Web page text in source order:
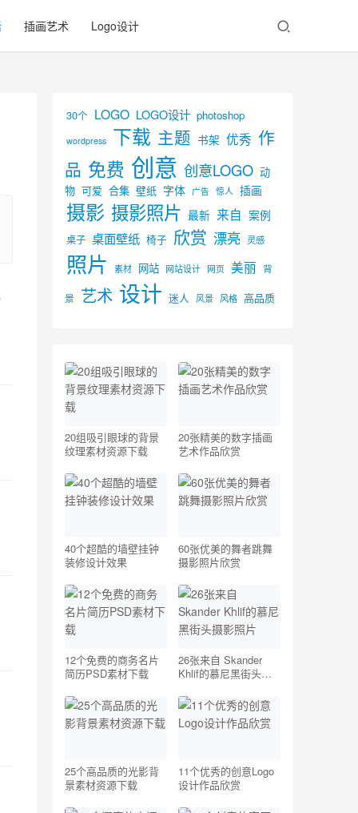
插画艺术 Logo设计
30个 LOGO LOGO设计 photoshop
wordpress 下载 主题 书架 优秀 作
品 免费 创意 创意LOGO 动
物 可爱 合集 壁纸 字体 广告 惊人 插画
摄影 摄影照片 最新 来自 案例
桌子 桌面壁纸 椅子 欣赏 漂亮 灵感
照片 素材 网站 网站设计 网页 美丽 背
景 艺术 设计 迷人 风景 风格 高品质
20组吸引眼球的背景
纹理素材资源下载
20张精美的数字插画
艺术作品欣赏
40个超酷的墙壁挂钟
装修设计效果
60张优美的舞者跳舞
摄影照片欣赏
12个免费的商务名片
简历PSD素材下载
26张来自 Skander
Khlif的慕尼黑街头摄
25个高品质的光影背
景素材资源下载
11个优秀的创意Logo
设计作品欣赏